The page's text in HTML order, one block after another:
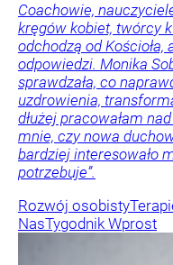
Coachowie,
kręgów kobiet, twórcy
odchodzą od
odpowiedzi. Monika
sprawdzała, co
uzdrowienia,
dłużej pracowałam
mnie, czy nowa
bardziej interesowało
potrzebuje”.
Rozwój osobisty
NasTygodnik Wprost